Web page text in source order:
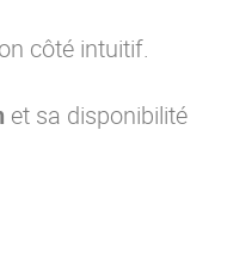
côté intuitif.
et sa disponibilité